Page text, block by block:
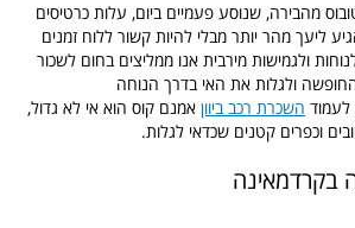
מהבירה, שנוסע פעמיים ביום, עלות כרטיסים
להגיע ליעך מהר יותר מבלי להיות קשור ללוח זמנים
ולגמישות מירבית אנו ממליצים בחום לשכור
ולגלות את האי בדרך הנוחה
השכרת רכב ביוון אמנם קוס הוא אי לא גדול,
וכפרים קטנים שכדאי לגלות.
בקרדמאינה